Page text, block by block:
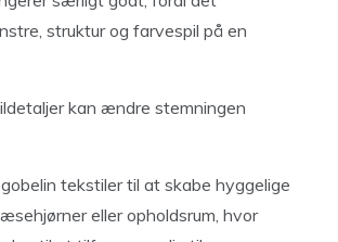
struktur og farvespil på en
kan ændre stemningen
tekstiler til at skabe hyggelige
eller opholdsrum, hvor